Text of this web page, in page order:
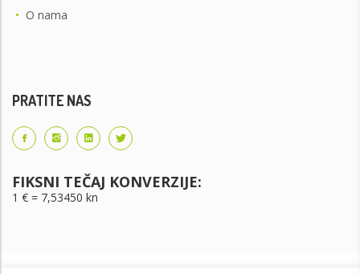
• O nama
PRATITE NAS
FIKSNI TEČAJ KONVERZIJE:
1 € = 7,53450 kn